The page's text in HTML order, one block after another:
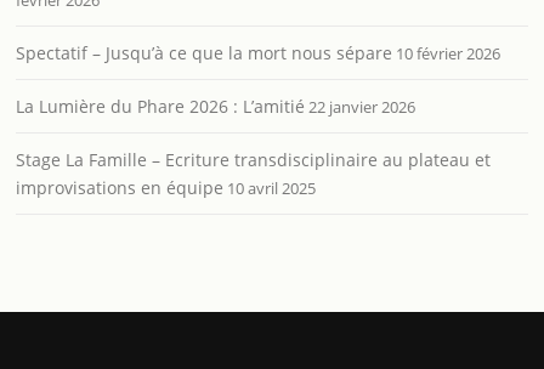
Spectatif – Jusqu’à ce que la mort nous sépare 10 février 2026
La Lumière du Phare 2026 : L’amitié 22 janvier 2026
Stage La Famille – Ecriture transdisciplinaire au plateau et
improvisations en équipe 10 avril 2025